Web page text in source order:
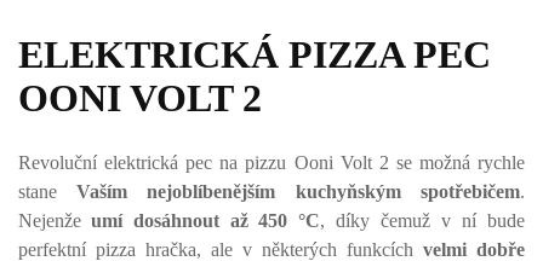
ELEKTRICKÁ PIZZA PEC
OONI VOLT 2
Revoluční elektrická pec na pizzu Ooni Volt 2 se možná rychle
stane Vaším nejoblíbenějším kuchyňským spotřebičem.
Nejenže umí dosáhnout až 450 °C, díky čemuž v ní bude
perfektní pizza hračka, ale v některých funkcích velmi dobře